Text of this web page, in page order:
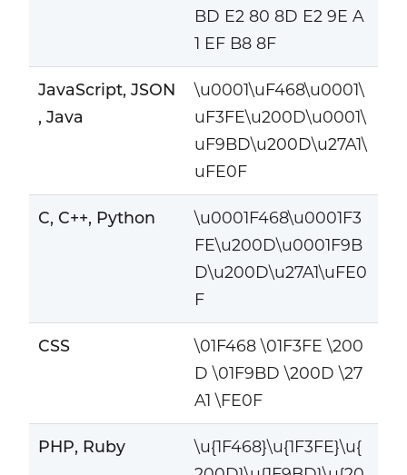
BD E2 80 8D E2 9E A
1 EF B8 8F
JavaScript, JSON
, Java
\u0001\uF468\u0001\
uF3FE\u200D\u0001\
uF9BD\u200D\u27A1\
uFE0F
C, C++, Python
\u0001F468\u0001F3
FE\u200D\u0001F9B
D\u200D\u27A1\uFE0
F
CSS
\01F468 \01F3FE \200
D \01F9BD \200D \27
A1 \FE0F
PHP, Ruby
\u{1F468}\u{1F3FE}\u{